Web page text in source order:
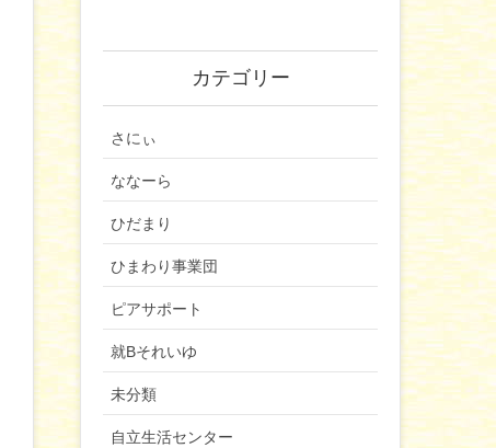
カテゴリー
さにぃ
ななーら
ひだまり
ひまわり事業団
ピアサポート
就Bそれいゆ
未分類
自立生活センター